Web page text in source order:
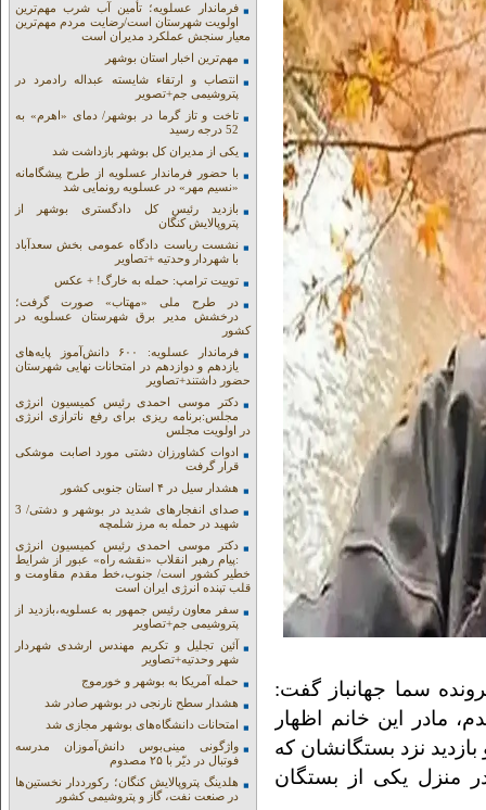
سما جهانباز گفت:
مادر این خانم اظهار
نزد بستگانشان که
منزل یکی از بستگان
فرماندار عسلویه؛ تأمین آب شرب مهم‌ترین
اولویت شهرستان است/رضایت مردم مهم‌ترین
معیار سنجش عملکرد مدیران است
مهم‌ترین اخبار استان بوشهر
انتصاب و ارتقاء شایسته عبداله رادمرد در
پتروشیمی جم+تصویر
تاخت و تاز گرما در بوشهر/ دمای «اهرم» به
52 درجه رسید
یکی از مدیران کل بوشهر بازداشت شد
با حضور فرماندار عسلویه از طرح پیشگامانه
«نسیم مهر» در عسلویه رونمایی شد
بازدید رئیس کل دادگستری بوشهر از
پتروپالایش کنگان
نشست ریاست دادگاه عمومی بخش سعدآباد
با شهردار وحدتیه +تصاویر
توییت ترامپ: حمله به خارگ! + عکس
در طرح ملی «مهتاب» صورت گرفت؛
درخشش مدیر برق شهرستان عسلویه در
کشور
فرماندار عسلویه: ۶۰۰ دانش‌آموز پایه‌های
یازدهم و دوازدهم در امتحانات نهایی شهرستان
حضور داشتند+تصاویر
دکتر موسی احمدی رئیس کمیسیون انرژی
مجلس:برنامه ریزی برای رفع ناترازی انرژی
در اولویت مجلس
ادوات کشاورزان دشتی مورد اصابت موشکی
قرار گرفت
هشدار سیل در ۴ استان جنوبی کشور
صدای انفجارهای شدید در بوشهر و دشتی/ 3
شهید در حمله به مرز شلمچه
دکتر موسی احمدی رئیس کمیسیون انرژی
:پیام رهبر انقلاب «نقشه راه» عبور از شرایط
خطیر کشور است/ جنوب،خط مقدم مقاومت و
قلب تپنده انرژی ایران است
سفر معاون رئیس جمهور به عسلویه،بازدید از
پتروشیمی جم+تصاویر
آئین تجلیل و تکریم مهندس ارشدی شهردار
شهر وحدتیه+تصاویر
حمله آمریکا به بوشهر و خورموج
هشدار سطح نارنجی در بوشهر صادر شد
امتحانات دانشگاه‌های بوشهر مجازی شد
واژگونی مینی‌بوس دانش‌آموزان مدرسه
فوتبال در دیّر با ۲۵ مصدوم
هلدینگ پتروپالایش کنگان؛ رکورددار نخستین‌ها
در صنعت نفت، گاز و پتروشیمی کشور